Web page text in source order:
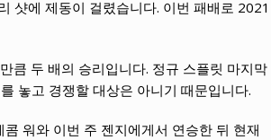
샷에 제동이 걸렸습니다. 이번 패배로 2021
큼 두 배의 승리입니다. 정규 스플릿 마지막
놓고 경쟁할 대상은 아니기 때문입니다.
워와 이번 주 젠지에게서 연승한 뒤 현재